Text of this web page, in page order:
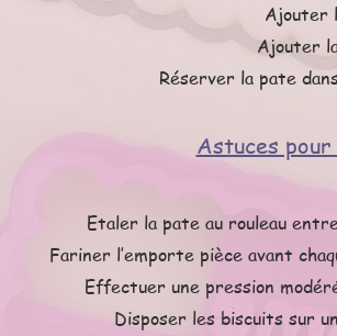
Ajouter
Ajouter
Réserver la pate
Astuces
Etaler la pate au rouleau
Fariner l’emporte pièce avant
Effectuer une pression
Disposer les biscuits sur